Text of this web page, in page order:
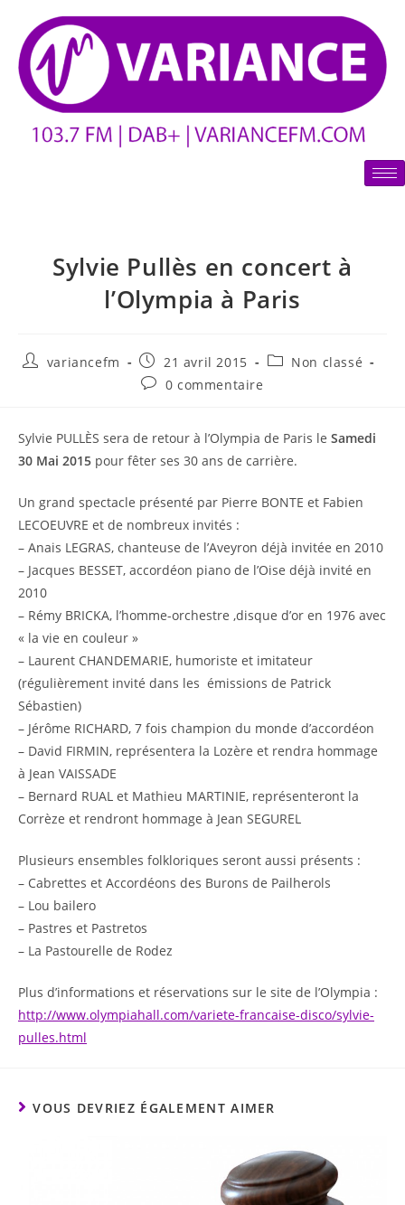
Sylvie Pullès en concert à
l’Olympia à Paris
variancefm 21 avril 2015
Non classé
0 commentaire
Sylvie PULLÈS sera de retour à l’Olympia de Paris le Samedi
30 Mai 2015 pour fêter ses 30 ans de carrière.
Un grand spectacle présenté par Pierre BONTE et Fabien
LECOEUVRE et de nombreux invités :
– Anais LEGRAS, chanteuse de l’Aveyron déjà invitée en 2010
– Jacques BESSET, accordéon piano de l’Oise déjà invité en
2010
– Rémy BRICKA, l’homme-orchestre ,disque d’or en 1976 avec
« la vie en couleur »
– Laurent CHANDEMARIE, humoriste et imitateur
(régulièrement invité dans les émissions de Patrick
Sébastien)
– Jérôme RICHARD, 7 fois champion du monde d’accordéon
– David FIRMIN, représentera la Lozère et rendra hommage
à Jean VAISSADE
– Bernard RUAL et Mathieu MARTINIE, représenteront la
Corrèze et rendront hommage à Jean SEGUREL
Plusieurs ensembles folkloriques seront aussi présents :
– Cabrettes et Accordéons des Burons de Pailherols
– Lou bailero
– Pastres et Pastretos
– La Pastourelle de Rodez
Plus d’informations et réservations sur le site de l’Olympia :
http://www.olympiahall.com/variete-francaise-disco/sylvie-
pulles.html
VOUS DEVRIEZ ÉGALEMENT AIMER